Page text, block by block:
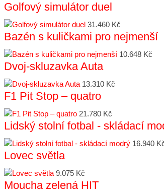
Golfový simulátor duel
31.460 Kč
Bazén s kuličkami pro nejmenší
10.648 Kč
Dvoj-skluzavka Auta
13.310 Kč
F1 Pit Stop – quatro
21.780 Kč
Lidský stolní fotbal - skládací
16.940
Lovec světla
9.075 Kč
Moucha zelená HIT